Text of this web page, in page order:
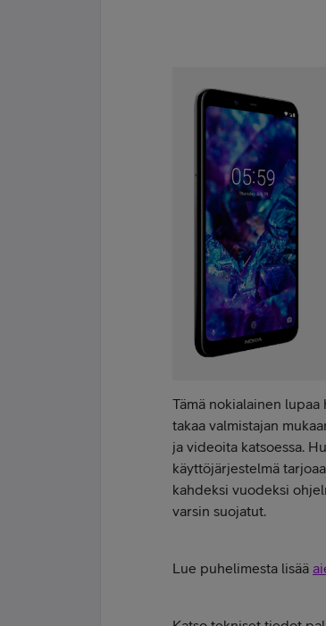
Tämä nokialainen
takaa valmistajan
ja videoita katsoessa.
käyttöjärjestelmä
kahdeksi vuodeksi
varsin suojatut.
Lue puhelimesta lisää